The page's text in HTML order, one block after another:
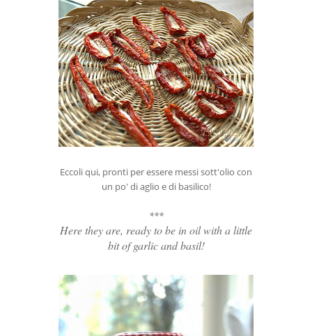
Eccoli qui, pronti per essere messi sott'olio con
un po' di aglio e di basilico!
***
Here they are, ready to be in oil with a little
bit of garlic and basil!